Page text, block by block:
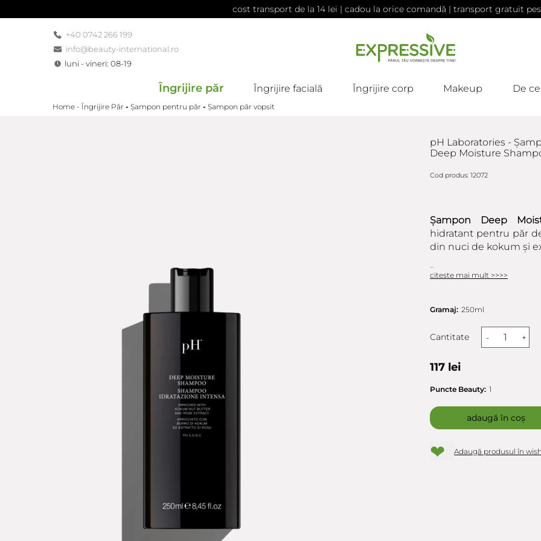
cost transport de la 14 lei | cadou la orice comandă | transport gratuit
+40 0742 266 199
info@beauty-international.ro
luni - vineri: 08-19
Îngrijire păr Îngrijire facială Îngrijire corp Makeup De
Home - Îngrijire Păr - Șampon pentru păr - Șampon păr vopsit
pH Laboratories -
Deep Moisture
Cod produs: 12072
Șampon Deep
hidratant pentru păr
din nuci de kokum și
...
citeste mai mult >>>>
Gramaj: 250ml
Cantitate - +
117 lei
Puncte Beauty: 1
adaugă în coș
❤ Adaugă produsul în